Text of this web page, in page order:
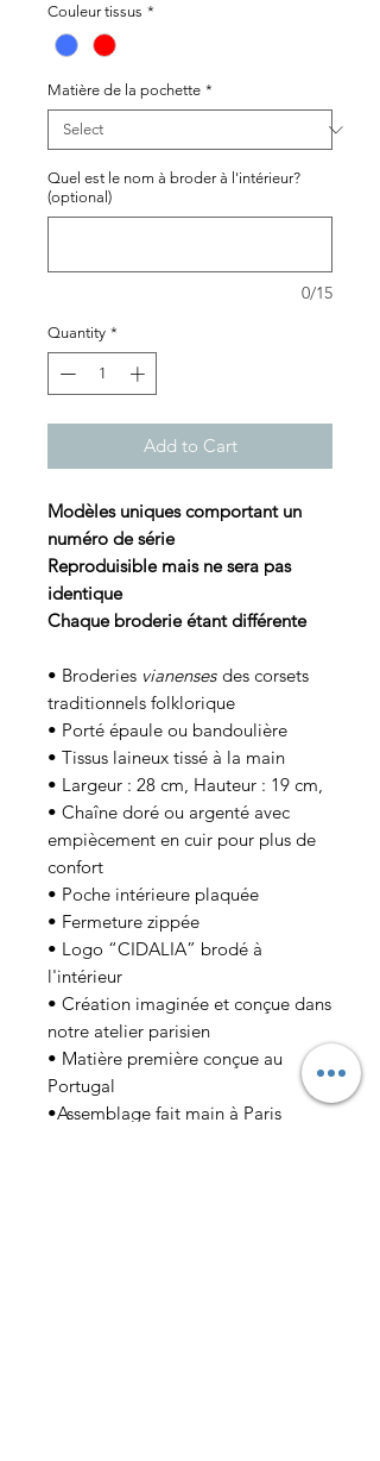
Couleur tissus *
Matière de la pochette *
Quel est le nom à broder à l'intérieur?
(optional)
0/15
Quantity *
Add to Cart
Modèles uniques comportant un
numéro de série
Reproduisible mais ne sera pas
identique
Chaque broderie étant différente
• Broderies vianenses des corsets
traditionnels folklorique
• Porté épaule ou bandoulière
• Tissus laineux tissé à la main
• Largeur : 28 cm, Hauteur : 19 cm,
• Chaîne doré ou argenté avec
empiècement en cuir pour plus de
confort
• Poche intérieure plaquée
• Fermeture zippée
• Logo “CIDALIA” brodé à
l'intérieur
• Création imaginée et conçue dans
notre atelier parisien
• Matière première conçue au
Portugal
•Assemblage fait main à Paris